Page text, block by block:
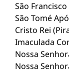
São
São Tomé
Cristo Rei
Imaculada
Nossa
Nossa